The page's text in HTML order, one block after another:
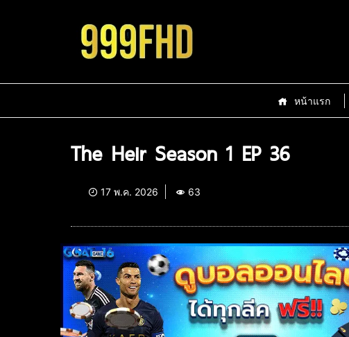
หน้าแรก
The Heir Season 1 EP 36
17 พ.ค. 2026 63